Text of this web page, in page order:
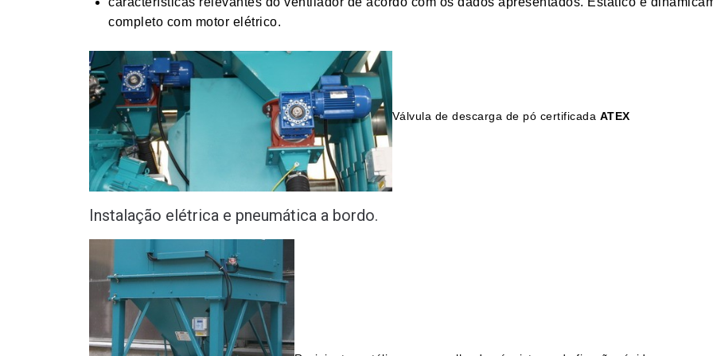
completo com motor elétrico.
Válvula de descarga de pó certificada ATEX
Instalação elétrica e pneumática a bordo.